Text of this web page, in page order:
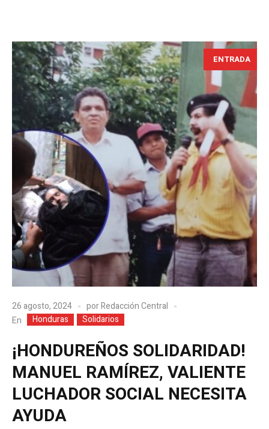
ENTRADA
26 agosto, 2024 porRedacción Central
En
Honduras Solidarios
¡HONDUREÑOS SOLIDARIDAD!
MANUEL RAMÍREZ, VALIENTE
LUCHADOR SOCIAL NECESITA
AYUDA